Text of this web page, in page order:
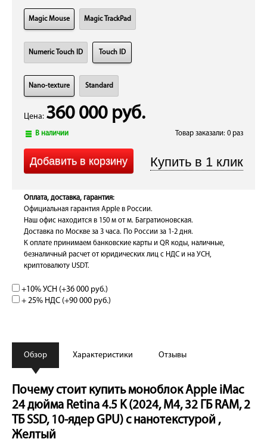
Magic Mouse Magic TrackPad
Numeric Touch ID Touch ID
Nano-texture Standard
Цена: 360 000 руб.
В наличии Товар заказали: 0 раз
Оплата, доставка, гарантия:
Официальная гарантия Apple в России.
Наш офис находится в 150 м от м. Багратионовская.
Доставка по Москве за 3 часа. По России за 1-2 дня.
К оплате принимаем банковские карты и QR коды, наличные,
безналичный расчет от юридических лиц с НДС и на УСН,
криптовалюту USDT.
+10% УСН (+36 000 руб.)
+ 25% НДС (+90 000 руб.)
Обзор Характеристики Отзывы
Почему стоит купить моноблок Apple iMac
24 дюйма Retina 4.5 K (2024, M4, 32 ГБ RAM, 2
ТБ SSD, 10-ядер GPU) с нанотекстурой ,
Желтый